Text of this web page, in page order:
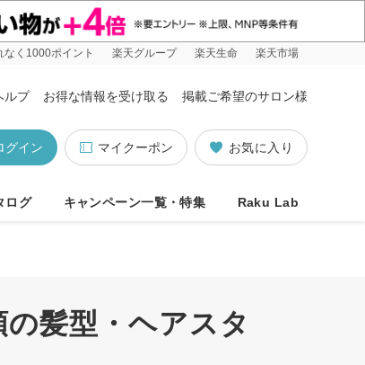
なく1000ポイント 楽天グループ 楽天生命 楽天市場
ルプ お得な情報を受け取る 掲載ご希望のサロン様
お気に入り
マイクーポン
グイン
ログ キャンペーン一覧・特集 Raku Lab
髪型・ヘアスタ